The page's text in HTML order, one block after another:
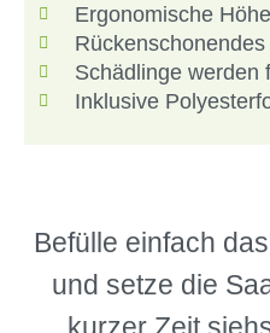
Ergonomische Höhe
Rückenschonendes
Schädlinge werden
Inklusive
Befülle einfach
und setze die